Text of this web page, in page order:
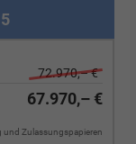
72.970,– €
67.970,– €
und Zulassungspapieren